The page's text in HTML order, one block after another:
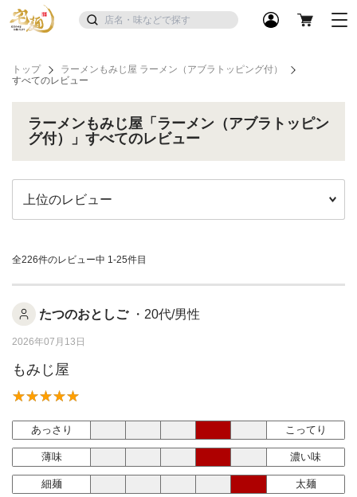
トップ
ラーメンもみじ屋 ラーメン（アブラトッピング付）
すべてのレビュー
ラーメンもみじ屋「ラーメン（アブラトッピン
グ付）」すべてのレビュー
全226件のレビュー中 1-25件目
たつのおとしご ・20代/男性
2026年07月13日
もみじ屋
あっさり こってり
薄味 濃い味
細麺 太麺